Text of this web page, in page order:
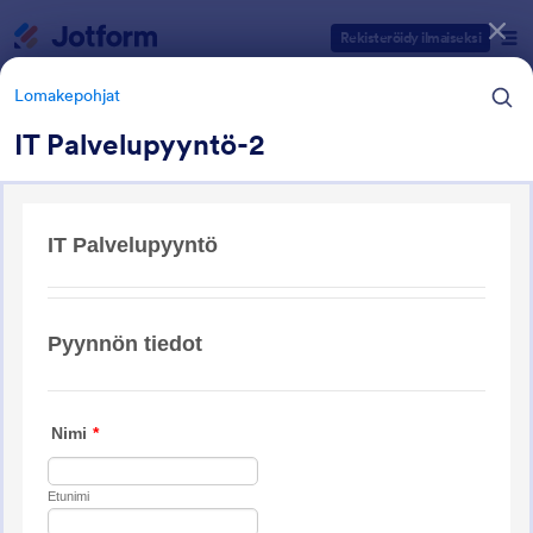
Rekisteröidy ilmaiseksi
Lomakepohjat
IT Palvelupyyntö-2
Lomakepohjat
IT lomakkeet
5 Lomakepohjaa
Lomakepohjien kategoriat